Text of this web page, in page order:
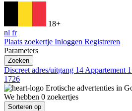
18+
nl fr
Plaats zoekertje Inloggen Registreren
Parameters
Zoeken
Discreet adres/uitgang 14 Appartement
1726
Erotische advertenties in
We hebben 0 zoekertjes
Sorteren op